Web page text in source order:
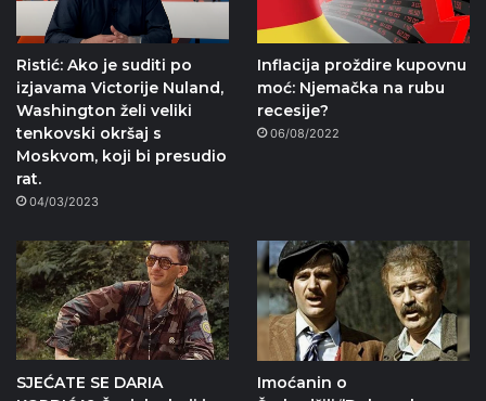
Ristić: Ako je suditi po
izjavama Victorije Nuland,
Washington želi veliki
tenkovski okršaj s
Moskvom, koji bi presudio
rat.
04/03/2023
Inflacija proždire kupovnu
moć: Njemačka na rubu
recesije?
06/08/2022
SJEĆATE SE DARIA
Imoćanin o